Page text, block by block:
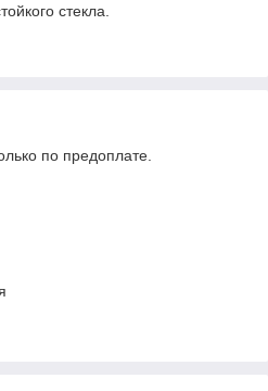
стекла.
по предоплате.